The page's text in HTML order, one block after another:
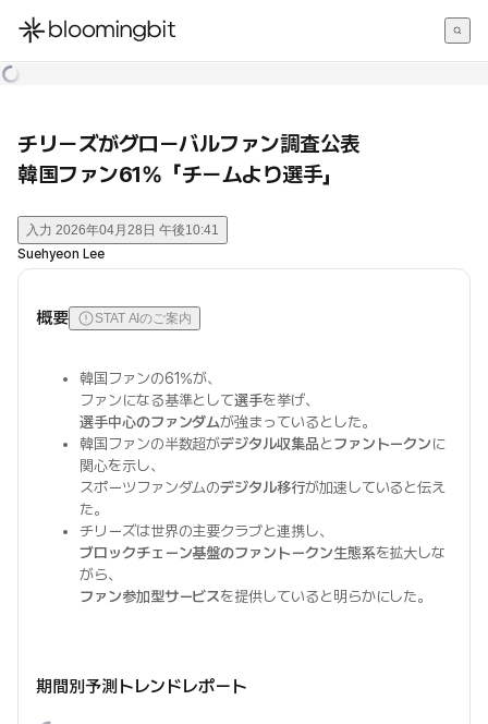
한국어
チリーズがグローバルファン調査公表
韓国ファン61%「チームより選手」
入力 2026年04月28日 午後10:41
Suehyeon Lee
概要 STAT AIのご案内
韓国ファンの61%が、
ファンになる基準として選手を挙げ、
選手中心のファンダムが強まっているとした。
韓国ファンの半数超がデジタル収集品とファントークンに
関心を示し、
スポーツファンダムのデジタル移行が加速していると伝え
た。
チリーズは世界の主要クラブと連携し、
ブロックチェーン基盤のファントークン生態系を拡大しな
がら、
ファン参加型サービスを提供していると明らかにした。
期間別予測トレンドレポート